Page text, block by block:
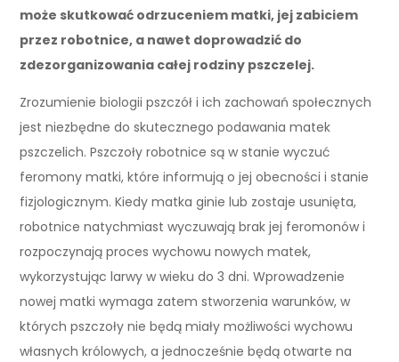
może skutkować odrzuceniem matki, jej zabiciem
przez robotnice, a nawet doprowadzić do
zdezorganizowania całej rodziny pszczelej.
Zrozumienie biologii pszczół i ich zachowań społecznych
jest niezbędne do skutecznego podawania matek
pszczelich. Pszczoły robotnice są w stanie wyczuć
feromony matki, które informują o jej obecności i stanie
fizjologicznym. Kiedy matka ginie lub zostaje usunięta,
robotnice natychmiast wyczuwają brak jej feromonów i
rozpoczynają proces wychowu nowych matek,
wykorzystując larwy w wieku do 3 dni. Wprowadzenie
nowej matki wymaga zatem stworzenia warunków, w
których pszczoły nie będą miały możliwości wychowu
własnych królowych, a jednocześnie będą otwarte na